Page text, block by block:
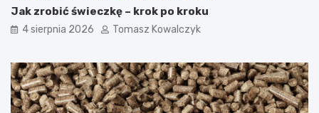
Jak zrobić świeczkę – krok po kroku
4 sierpnia 2026 Tomasz Kowalczyk